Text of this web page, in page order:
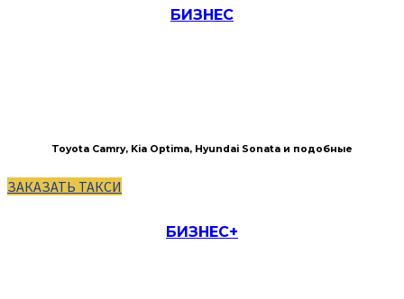
БИЗНЕС
Toyota Camry, Kia Optima, Hyundai Sonata и подобные
ЗАКАЗАТЬ ТАКСИ
БИЗНЕС+